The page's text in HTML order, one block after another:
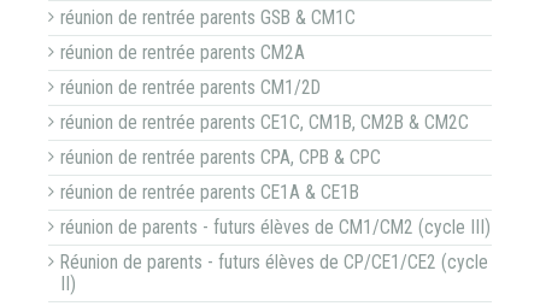
réunion de rentrée parents GSB & CM1C
réunion de rentrée parents CM2A
réunion de rentrée parents CM1/2D
réunion de rentrée parents CE1C, CM1B, CM2B & CM2C
réunion de rentrée parents CPA, CPB & CPC
réunion de rentrée parents CE1A & CE1B
réunion de parents - futurs élèves de CM1/CM2 (cycle III)
Réunion de parents - futurs élèves de CP/CE1/CE2 (cycle
II)